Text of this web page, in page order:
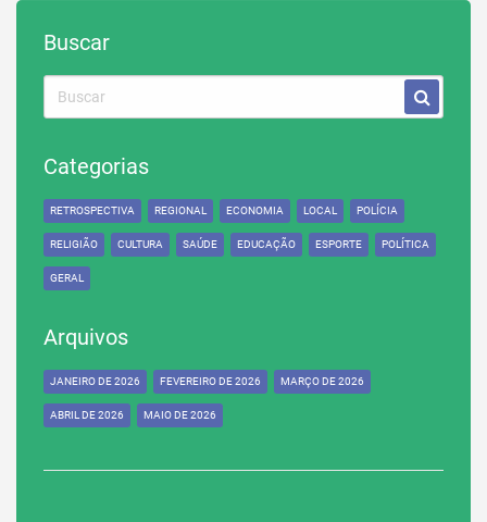
Buscar
Categorias
RETROSPECTIVA REGIONAL ECONOMIA LOCAL POLÍCIA
RELIGIÃO CULTURA SAÚDE EDUCAÇÃO ESPORTE POLÍTICA
GERAL
Arquivos
JANEIRO DE 2026 FEVEREIRO DE 2026 MARÇO DE 2026
ABRIL DE 2026 MAIO DE 2026